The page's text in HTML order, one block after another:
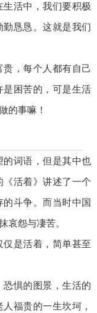
活中，我们要积极
恳恳。这就是我们
，每个人都有自己
是困苦的，可是生活
的事嘛！
词语，但是其中也
活着》讲述了一个
斗争。而当时中国
哀怨与凄苦。
是活着，简单甚至
惧的图景，生活的
福贵的一生坎坷，